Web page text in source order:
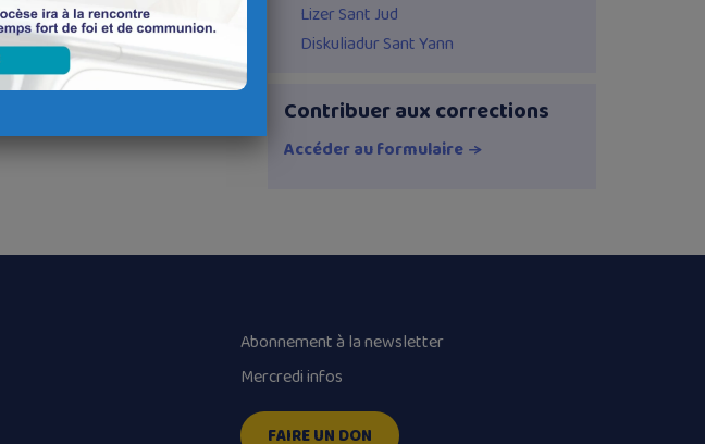
OBEROU EBESTEL
Lizer Sant Jud
Diskuliadur Sant Yann
Contribuer aux corrections
Accéder au formulaire
Abonnement à la newsletter
Mercredi infos
FAIRE UN DON